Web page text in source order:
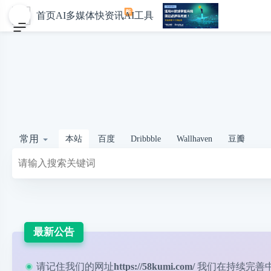
首页AI多媒体快资讯AI工具
常用 本站 百度 Dribbble Wallhaven 豆瓣
最新公告
请记住我们的网址https://58kumi.com/ 我们在持续完善